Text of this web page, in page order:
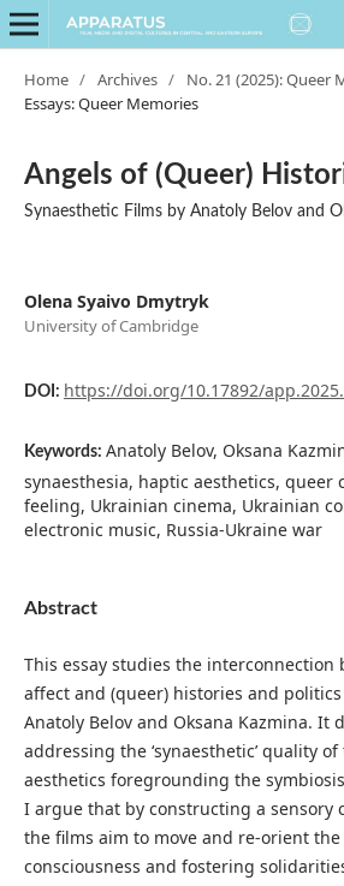
Home / Archives / No. 21 (2025): Queer
Essays: Queer Memories
Angels of (Queer)
Synaesthetic Films by Anatoly Belov and
Olena Syaivo Dmytryk
University of Cambridge
DOI: https://doi.org/10.17892/
Keywords: Anatoly Belov, Oksana
synaesthesia, haptic aesthetics, queer
feeling, Ukrainian cinema, Ukrainian
electronic music, Russia-Ukraine war
Abstract
This essay studies the interconnection
affect and (queer) histories and
Anatoly Belov and Oksana Kazmina. It
addressing the ‘synaesthetic’ quality
aesthetics foregrounding the
I argue that by constructing a sensory
the films aim to move and re-orient
consciousness and fostering